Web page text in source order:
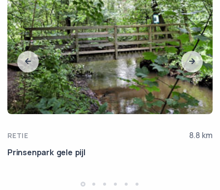
RETIE
8.8 km
Prinsenpark gele pijl